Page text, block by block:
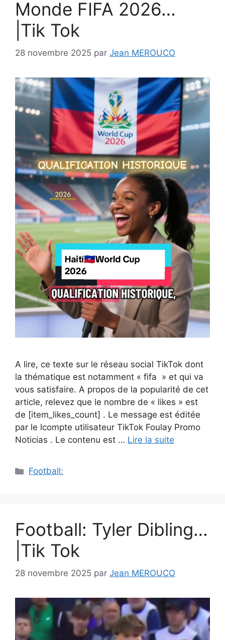
Monde FIFA 2026…
|Tik Tok
28 novembre 2025 par Jean MEROUCO
A lire, ce texte sur le réseau social TikTok dont
la thématique est notamment « fifa » et qui va
vous satisfaire. A propos de la popularité de cet
article, relevez que le nombre de « likes » est
de [item_likes_count] . Le message est éditée
par le lcompte utilisateur TikTok Foulay Promo
Noticias . Le contenu est … Lire la suite
Catégories
Football:
Football: Tyler Dibling…
|Tik Tok
28 novembre 2025 par Jean MEROUCO